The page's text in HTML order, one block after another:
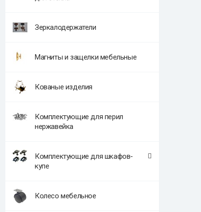
Зеркалодержатели
Магниты и защелки мебельные
Кованые изделия
Комплектующие для перил
нержавейка
Комплектующие для шкафов-
купе
Колесо мебельное